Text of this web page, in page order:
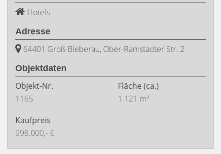
Hotels
Adresse
64401 Groß-Bieberau, Ober-Ramstädter Str. 2
Objektdaten
Objekt-Nr.
1165
Fläche (ca.)
1.121 m²
Kaufpreis
998.000,- €